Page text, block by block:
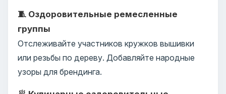
🧵 Оздоровительные ремесленные
группы
Отслеживайте участников кружков вышивки
или резьбы по дереву. Добавляйте народные
узоры для брендинга.